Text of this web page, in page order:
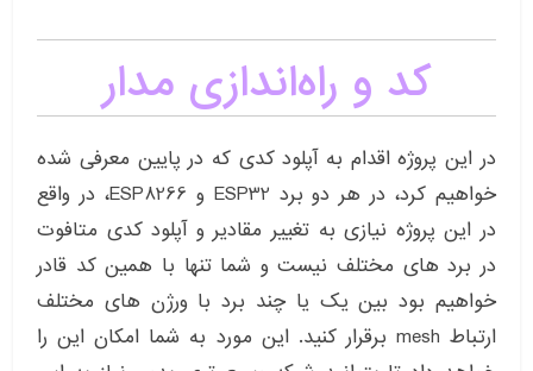
کد و راه‌اندازی مدار
در این پروژه اقدام به آپلود کدی که در پایین معرفی شده
خواهیم کرد، در هر دو برد ESP32 و ESP8266، در واقع
در این پروژه نیازی به تغییر مقادیر و آپلود کدی متافوت
در برد های مختلف نیست و شما تنها با همین کد قادر
خواهیم بود بین یک یا چند برد با ورژن های مختلف
ارتباط mesh برقرار کنید. این مورد به شما امکان این را